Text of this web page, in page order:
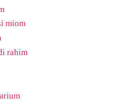
miom
rahim